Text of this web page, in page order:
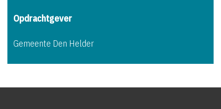
Opdrachtgever
Gemeente Den Helder